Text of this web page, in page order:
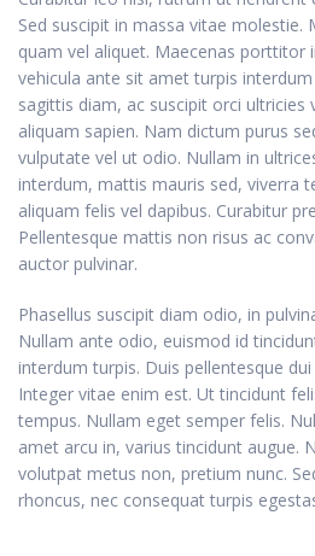
Sed suscipit in massa vitae molestie.
quam vel aliquet. Maecenas porttitor
vehicula ante sit amet turpis
sagittis diam, ac suscipit orci ultricies
aliquam sapien. Nam dictum purus
vulputate vel ut odio. Nullam in
interdum, mattis mauris sed, viverra
aliquam felis vel dapibus. Curabitur
Pellentesque mattis non risus ac
auctor pulvinar.
Phasellus suscipit diam odio, in
Nullam ante odio, euismod id
interdum turpis. Duis pellentesque
Integer vitae enim est. Ut tincidunt
tempus. Nullam eget semper felis.
amet arcu in, varius tincidunt augue.
volutpat metus non, pretium nunc.
rhoncus, nec consequat turpis